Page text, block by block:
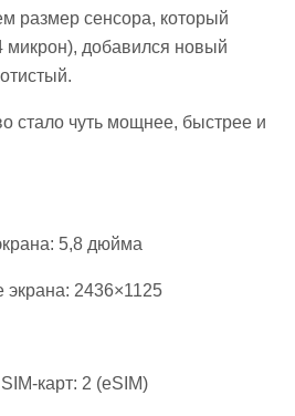
размер сенсора, который
микрон), добавился новый
стало чуть мощнее, быстрее и
5,8 дюйма
экрана: 2436×1125
карт: 2 (eSIM)